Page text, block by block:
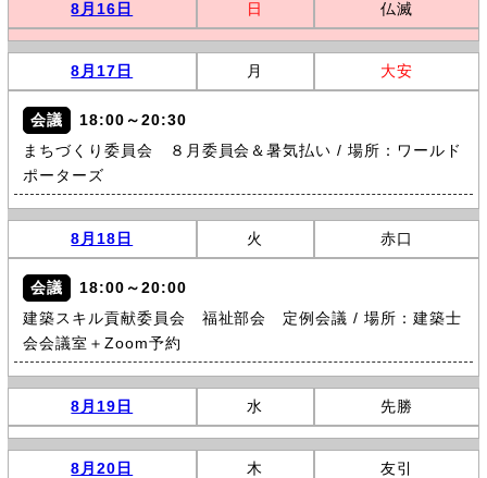
8月16日 日 仏滅
8月17日 月 大安
会議
18:00～20:30
まちづくり委員会 ８月委員会＆暑気払い / 場所：ワールド
ポーターズ
8月18日 火 赤口
会議
18:00～20:00
建築スキル貢献委員会 福祉部会 定例会議 / 場所：建築士
会会議室＋Zoom予約
8月19日 水 先勝
8月20日 木 友引